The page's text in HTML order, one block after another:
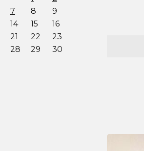
7 8
9
14 15
16
21 22
23
28 29
30